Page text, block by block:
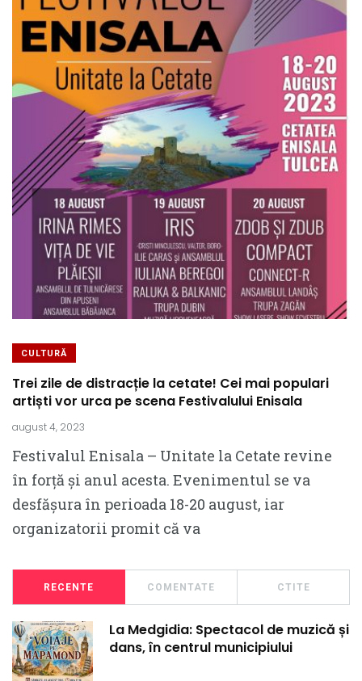
CULTURĂ
Trei zile de distracție la cetate! Cei mai populari
artiști vor urca pe scena Festivalului Enisala
august 4, 2023
Festivalul Enisala – Unitate la Cetate revine
în forță și anul acesta. Evenimentul se va
desfășura în perioada 18-20 august, iar
organizatorii promit că va
RECENTE COMENTATE CTITE
La Medgidia: Spectacol de muzică și
dans, în centrul municipiului